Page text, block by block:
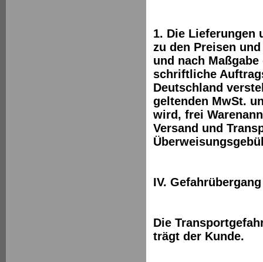
1. Die Lieferungen
zu den Preisen
und nach
schriftliche
Deutschland
geltenden MwSt.
wird, frei
Versand und
IV. Gefahrübergang
Die
trägt der Kunde.